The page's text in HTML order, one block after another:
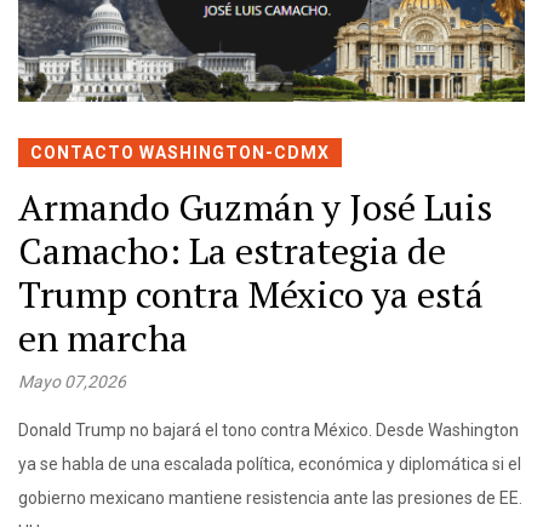
CONTACTO WASHINGTON-CDMX
Armando Guzmán y José Luis
Camacho: La estrategia de
Trump contra México ya está
en marcha
Mayo 07,2026
Donald Trump no bajará el tono contra México. Desde Washington
ya se habla de una escalada política, económica y diplomática si el
gobierno mexicano mantiene resistencia ante las presiones de EE.